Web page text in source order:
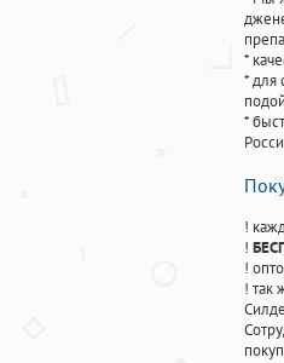
*
* для
*
!
!
!
! так